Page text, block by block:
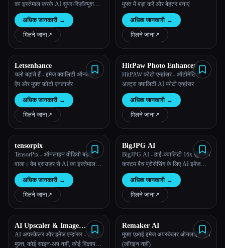
Esc
का इस्तेमाल करके AI सुपर-रिज़ॉल्यूशन
लॉसलेस इमेज एनलार्जिंग/अपस्केलिंग टूल
अधिक जानकारी →
मिलने जाना↗︎
मुफ्त में बड़ा करें और बेहतर बनाएं
अधिक जानकारी →
मिलने जाना↗︎
Letsenhance
चलो बढ़ाते हैं - इमेज क्वालिटी ऑनलाइन
ऐप और मुफ़्त फ़ोटो एनलार्जर
अधिक जानकारी →
मिलने जाना↗︎
HitPaw Photo Enhancer
HitPAW फ़ोटो एन्हांसर - ऑटोमेटिक
अल्ट्रा क्वालिटी AI फ़ोटो एन्हांसर
अधिक जानकारी →
मिलने जाना↗︎
tensorpix
TensorPix - ऑनलाइन वीडियो बढ़ाने
वाला। वेब ब्राउज़र से AI का इस्तेमाल
करके वीडियो सुधारें और अपस्केल करें।
अधिक जानकारी →
मिलने जाना↗︎
BigJPG AI
BigJPG AI - हाई-क्वालिटी 16x ज़ूम और
कस्टम बैच प्रोसेसिंग के लिए AI इमेज
एनलार्जर
अधिक जानकारी →
मिलने जाना↗︎
AI Upscaler & Image
Enhancer
AI अपस्केलर और इमेज एन्हांसर - 100%
मुफ़्त, कोई साइन-अप नहीं, कोई विज्ञापन
Remaker AI
मुफ़्त एआई इमेज अपस्केलर ऑनलाइन टूल
(लॉगइन नहीं)